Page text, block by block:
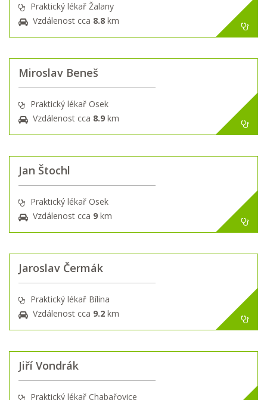
Praktický lékař Žalany
Vzdálenost cca 8.8 km
Miroslav Beneš
Praktický lékař Osek
Vzdálenost cca 8.9 km
Jan Štochl
Praktický lékař Osek
Vzdálenost cca 9 km
Jaroslav Čermák
Praktický lékař Bílina
Vzdálenost cca 9.2 km
Jiří Vondrák
Praktický lékař Chabařovice